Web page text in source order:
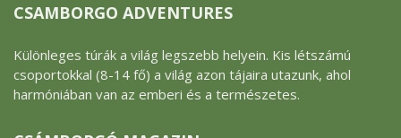
CSAMBORGO ADVENTURES
Különleges túrák a világ legszebb helyein. Kis létszámú
csoportokkal (8-14 fő) a világ azon tájaira utazunk, ahol
harmóniában van az emberi és a természetes.